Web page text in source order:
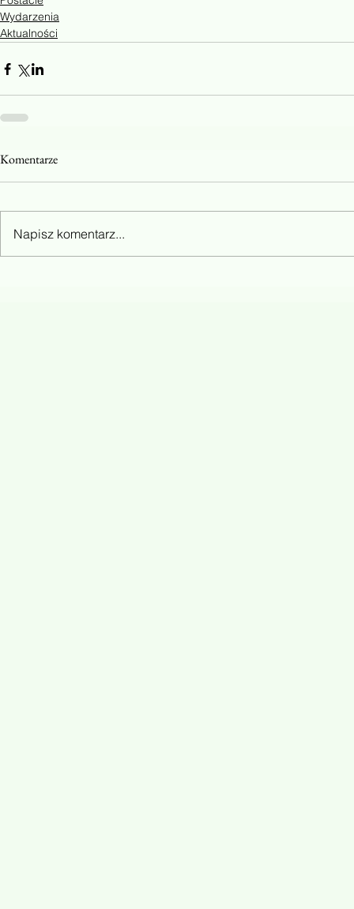
Wydarzenia
Aktualności
Komentarze
Napisz komentarz...